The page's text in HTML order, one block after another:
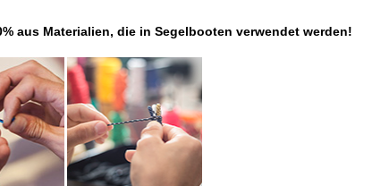
aus Materialien, die in Segelbooten verwendet werden!